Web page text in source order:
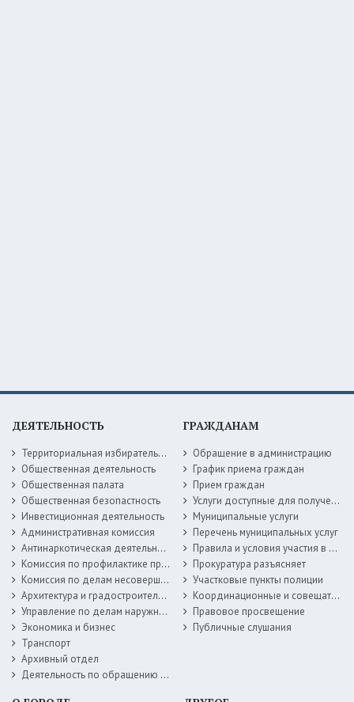
ДЕЯТЕЛЬНОСТЬ
Территориальная избирательная комиссия
Общественная деятельность
Общественная палата
Общественная безопастность
Инвестиционная деятельность
Административная комиссия
Антинаркотическая деятельность
Комиссия по профилактике правонарушений
Комиссия по делам несовершеннолетних
Архитектура и градостроительство
Управление по делам наружной рекламы
Экономика и бизнес
Транспорт
Архивный отдел
Деятельность по обращению с животными без владельцев
ГРАЖДАНАМ
Обращение в администрацию
График приема граждан
Прием граждан
Услуги доступные для получения в электронной форме
Муниципальные услуги
Перечень муниципальных услуг
Правила и условия участия в жилищных программах
Прокуратура разъясняет
Участковые пункты полиции
Координационные и совещательные органы
Правовое просвещение
Публичные слушания